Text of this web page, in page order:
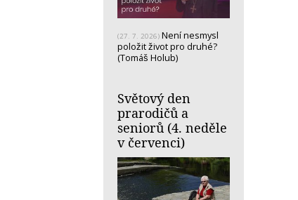
(27. 7. 2026) Není nesmysl
položit život pro druhé?
(Tomáš Holub)
Světový den
prarodičů a
seniorů (4. neděle
v červenci)